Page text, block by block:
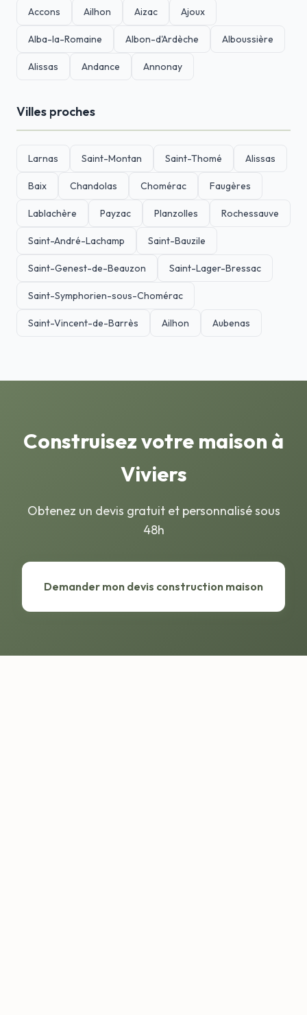
Accons Ailhon Aizac Ajoux
Alba-la-Romaine Albon-d'Ardèche Alboussière
Alissas Andance Annonay
Villes proches
Larnas Saint-Montan Saint-Thomé Alissas
Baix Chandolas Chomérac Faugères
Lablachère Payzac Planzolles Rochessauve
Saint-André-Lachamp Saint-Bauzile
Saint-Genest-de-Beauzon Saint-Lager-Bressac
Saint-Symphorien-sous-Chomérac
Saint-Vincent-de-Barrès Ailhon Aubenas
Construisez votre maison à
Viviers
Obtenez un devis gratuit et personnalisé sous
48h
Demander mon devis construction maison